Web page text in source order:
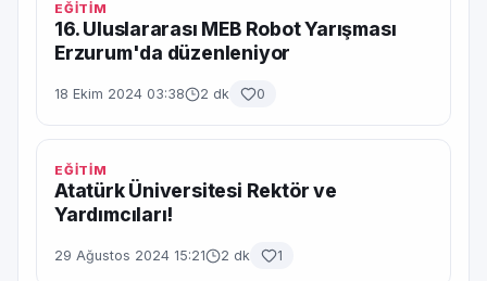
EĞİTİM
16. Uluslararası MEB Robot Yarışması
Erzurum'da düzenleniyor
18 Ekim 2024 03:38 2 dk 0
EĞİTİM
Atatürk Üniversitesi Rektör ve
Yardımcıları!
29 Ağustos 2024 15:21 2 dk 1